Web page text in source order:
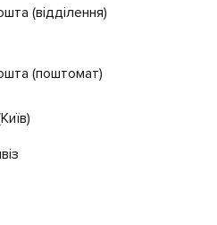
(відділення)
(поштомат)